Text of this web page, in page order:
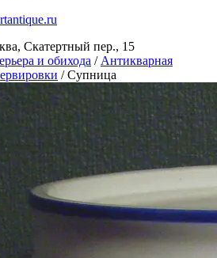
Скатертный пер., 15
и обихода / Антикварная
/ Супница